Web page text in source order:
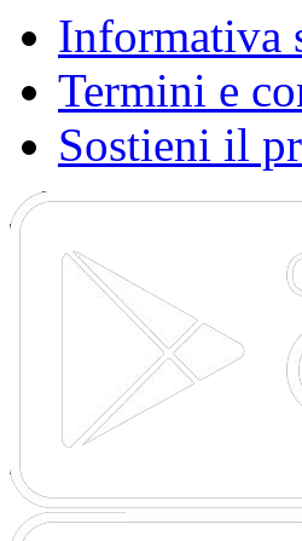
Informativa
Termini e
Sostieni il